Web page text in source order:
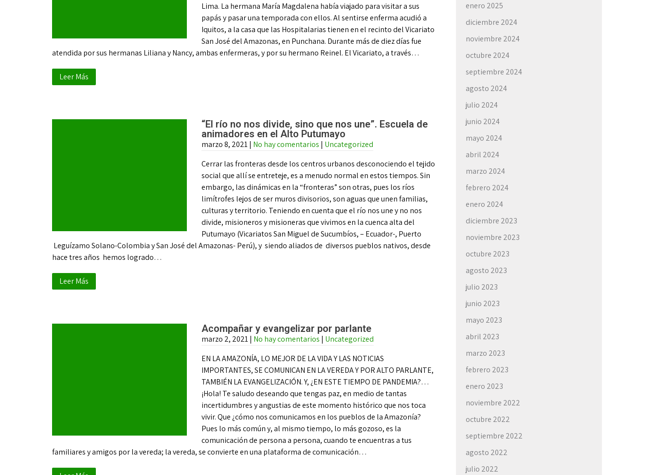
Lima. La hermana María Magdalena había viajado para visitar a sus
papás y pasar una temporada con ellos. Al sentirse enferma acudió a
Iquitos, a la casa que las Hospitalarias tienen en el recinto del Vicariato
San José del Amazonas, en Punchana. Durante más de diez días fue
atendida por sus hermanas Liliana y Nancy, ambas enfermeras, y por su hermano Reinel. El Vicariato, a través…
Leer Más
“El río no nos divide, sino que nos une”. Escuela de
animadores en el Alto Putumayo
marzo 8, 2021| No hay comentarios | Uncategorized
Cerrar las fronteras desde los centros urbanos desconociendo el tejido
social que allí se entreteje, es a menudo normal en estos tiempos. Sin
embargo, las dinámicas en la “fronteras” son otras, pues los ríos
limítrofes lejos de ser muros divisorios, son aguas que unen familias,
culturas y territorio. Teniendo en cuenta que el río nos une y no nos
divide, misioneros y misioneras que vivimos en la cuenca alta del
Putumayo (Vicariatos San Miguel de Sucumbíos, – Ecuador-, Puerto
Leguízamo Solano-Colombia y San José del Amazonas- Perú), y siendo aliados de diversos pueblos nativos, desde
hace tres años hemos logrado…
Leer Más
Acompañar y evangelizar por parlante
marzo 2, 2021| No hay comentarios | Uncategorized
EN LA AMAZONÍA, LO MEJOR DE LA VIDA Y LAS NOTICIAS
IMPORTANTES, SE COMUNICAN EN LA VEREDA Y POR ALTO PARLANTE,
TAMBIÉN LA EVANGELIZACIÓN. Y, ¿EN ESTE TIEMPO DE PANDEMIA?…
¡Hola! Te saludo deseando que tengas paz, en medio de tantas
incertidumbres y angustias de este momento histórico que nos toca
vivir. Que ¿cómo nos comunicamos en los pueblos de la Amazonía?
Pues lo más común y, al mismo tiempo, lo más gozoso, es la
comunicación de persona a persona, cuando te encuentras a tus
familiares y amigos por la vereda; la vereda, se convierte en una plataforma de comunicación…
enero 2025
diciembre 2024
noviembre 2024
octubre 2024
septiembre 2024
agosto 2024
julio 2024
junio 2024
mayo 2024
abril 2024
marzo 2024
febrero 2024
enero 2024
diciembre 2023
noviembre 2023
octubre 2023
agosto 2023
julio 2023
junio 2023
mayo 2023
abril 2023
marzo 2023
febrero 2023
enero 2023
noviembre 2022
octubre 2022
septiembre 2022
agosto 2022
julio 2022